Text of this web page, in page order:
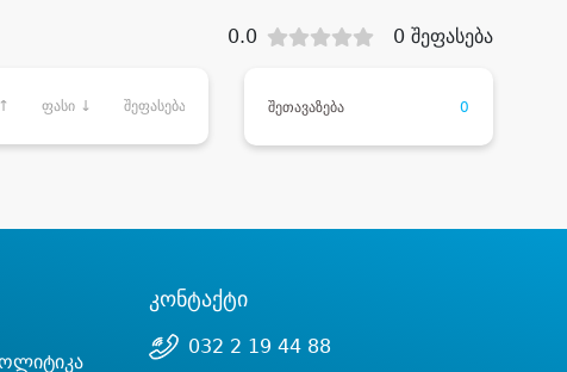
0.0 0 შეფასება
ფასი ↓ შეფასება შეთავაზება 0
კონტაქტი
032 2 19 44 88